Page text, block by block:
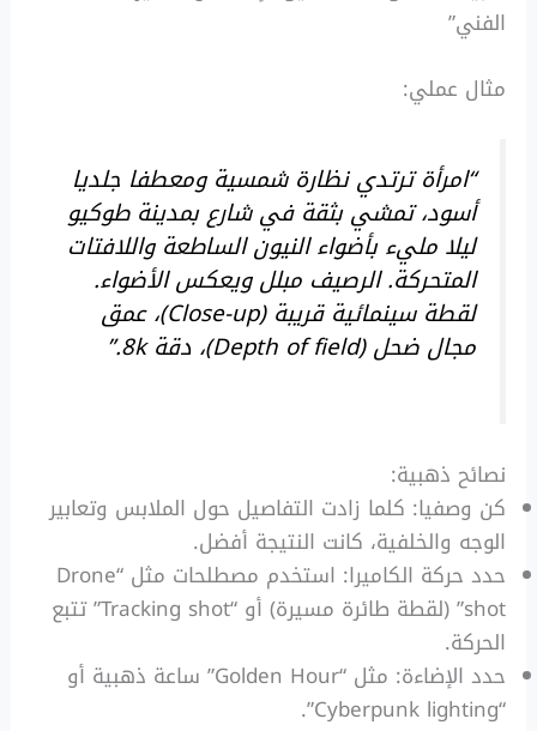
الفني”
مثال عملي:
“امرأة ترتدي نظارة شمسية ومعطفا جلديا
أسود، تمشي بثقة في شارع بمدينة طوكيو
ليلا مليء بأضواء النيون الساطعة واللافتات
المتحركة. الرصيف مبلل ويعكس الأضواء.
لقطة سينمائية قريبة (Close-up)، عمق
مجال ضحل (Depth of field)، دقة 8k.”
نصائح ذهبية:
كن وصفيا: كلما زادت التفاصيل حول الملابس وتعابير
الوجه والخلفية، كانت النتيجة أفضل.
حدد حركة الكاميرا: استخدم مصطلحات مثل “Drone
shot” (لقطة طائرة مسيرة) أو “Tracking shot” تتبع
الحركة.
حدد الإضاءة: مثل “Golden Hour” ساعة ذهبية أو
“Cyberpunk lighting”.